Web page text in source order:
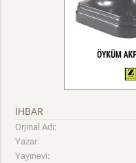
İHBAR
Orjinal Adı:
Yazar:
Yayınevi: